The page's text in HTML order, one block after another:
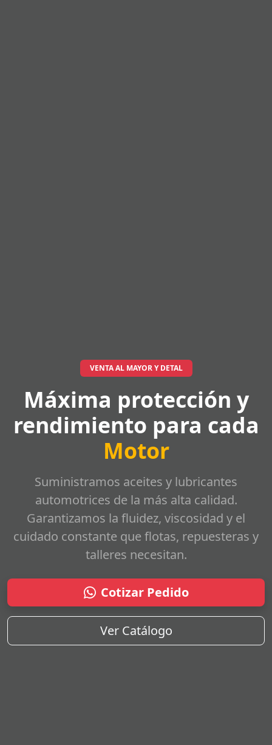
VENTA AL MAYOR Y DETAL
Máxima protección y
rendimiento para cada
Motor
Suministramos aceites y lubricantes
automotrices de la más alta calidad.
Garantizamos la fluidez, viscosidad y el
cuidado constante que flotas, repuesteras y
talleres necesitan.
Cotizar Pedido
Ver Catálogo